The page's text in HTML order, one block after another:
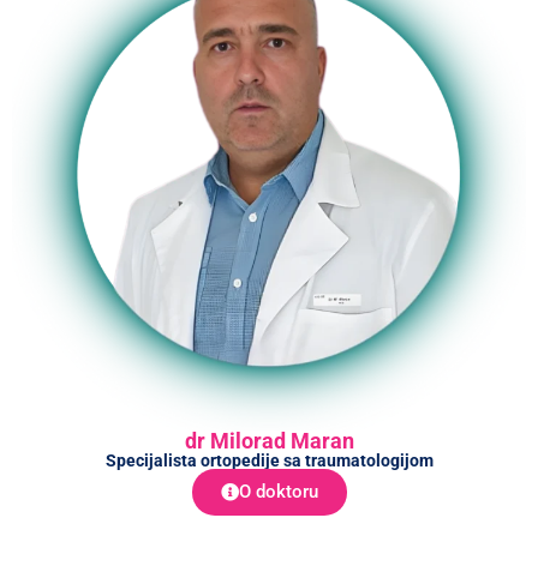
dr Milorad Maran
Specijalista ortopedije sa traumatologijom
O doktoru